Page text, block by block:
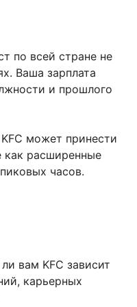
по всей стране не
Ваша зарплата
и прошлого
может принести
как расширенные
часов.
вам KFC зависит
карьерных